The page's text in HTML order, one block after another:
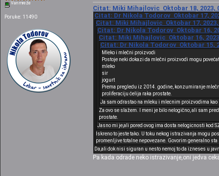
Van mreže
Poruke: 11490
Citat: Miki Mihajlovic Oktobar 18, 2023,
Citat: Dr Nikola Todorov Oktobar 17,
Citat: Miki Mihajlovic Oktobar 17, 2023,
Citat: Dr Nikola Todorov Oktobar 16,
Citat: Miki Mihajlovic Oktobar 16,
Citat: Dr Nikola Todorov Oktobar 15,
Mleko i mlečni proizvodi
Postoje neki dokazi da mlečni proizvodi mogu
mleko
sir
jogurt
Prema pregledu iz 2014. godine, konzumiranje
proliferaciju ćelija raka prostate.
Ja sam odrastao na mleku i mlecnim proizvodima
Za ovo se slažem. I meni je bilo nelogično, ali sam
prostate.
Jasno mi je,ali pored ovog ima dosta nelogicnosti kod
Iskreno to jeste tako. U toku nekog istrazivanja mogu
promenljive totalne nepovezane. Govorim generalno
Da,ali dok nisi siguran u nesto nemoj to da izneses u
Pa kada odrade neko istrazivanje,oni jedva